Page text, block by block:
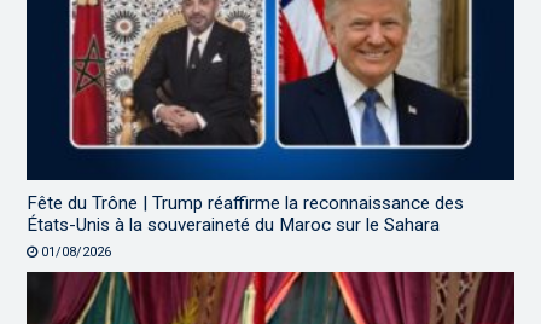
Fête du Trône | Trump réaffirme la reconnaissance des
États-Unis à la souveraineté du Maroc sur le Sahara
01/08/2026